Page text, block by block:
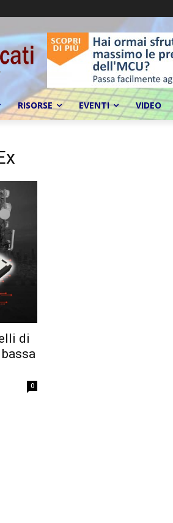
RISORSE EVENTI VIDEO
di
0